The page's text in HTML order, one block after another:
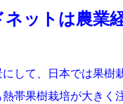
ネットは農業
して、日本では果樹
熱帯果樹栽培が大きく